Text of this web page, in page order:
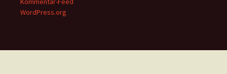
WordPress.org